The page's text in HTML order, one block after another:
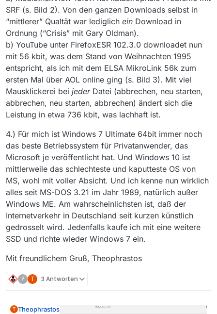
SRF (s. Bild 2). Von den ganzen Downloads selbst in
“mittlerer” Qualtät war lediglich ein Download in
Ordnung (“Crisis” mit Gary Oldman).
b) YouTube unter FirefoxESR 102.3.0 downloadet nun
mit 56 kbit, was dem Stand von Weihnachten 1995
entspricht, als ich mit dem ELSA MikroLink 56k zum
ersten Mal über AOL online ging (s. Bild 3). Mit viel
Mausklickerei bei jederDatei (abbrechen, neu starten,
abbrechen, neu starten, abbrechen) ändert sich die
Leistung in etwa 736 kbit, was lachhaft ist.
4.) Für mich ist Windows 7 Ultimate 64bit immer noch
das beste Betriebssystem für Privatanwender, das
Microsoft je veröffentlicht hat. Und Windows 10 ist
mittlerweile das schlechteste und kaputteste OS von
MS, wohl mit voller Absicht. Und ich kenne nun wirklich
alles seit MS-DOS 3.21 im Jahr 1989, natürlich außer
Windows ME. Am wahrscheinlichsten ist, daß der
Internetverkehr in Deutschland seit kurzen künstlich
gedrosselt wird. Jedenfalls kaufe ich mit eine weitere
SSD und richte wieder Windows 7 ein.
Mit freundlichem Gruß, Theophrastos
? T 3 Antworten
T Theophrastos